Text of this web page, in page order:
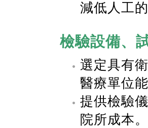
減低人工
檢驗設備、
選定具有
醫療單位
提供檢驗
院所成本。